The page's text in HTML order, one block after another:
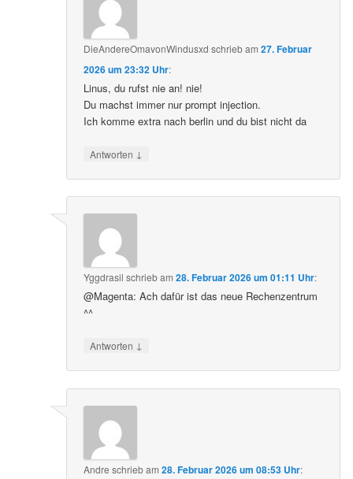
DieAndereOmavonWindusxd schriebam27. Februar
2026 um 23:32 Uhr:
Linus, du rufst nie an! nie!
Du machst immer nur prompt injection.
Ich komme extra nach berlin und du bist nicht da
Antworten ↓
Yggdrasil schriebam28. Februar 2026 um 01:11 Uhr:
@Magenta: Ach dafür ist das neue Rechenzentrum
^^
Antworten ↓
Andre schriebam28. Februar 2026 um 08:53 Uhr: